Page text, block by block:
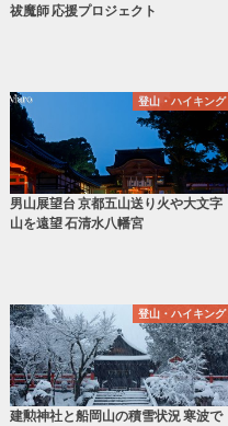
祓魔師 応援プロジェクト
登山・ハイキング
男山展望台 京都五山送り火や大文字
山を遠望 石清水八幡宮
登山・ハイキング
建勲神社と船岡山の積雪状況 寒波で